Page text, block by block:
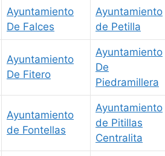
Ayuntamiento
De Falces
Ayuntamiento
de Petilla
Ayuntamiento
De Fitero
Ayuntamiento
De
Piedramillera
Ayuntamiento
de Fontellas
Ayuntamiento
de Pitillas
Centralita